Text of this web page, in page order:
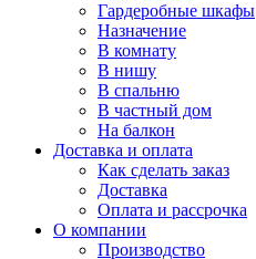
Гардеробные шкафы
Назначение
В комнату
В нишу
В спальню
В частный дом
На балкон
Доставка и оплата
Как сделать заказ
Доставка
Оплата и рассрочка
О компании
Производство